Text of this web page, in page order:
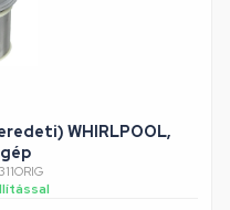
WHIRLPOOL,